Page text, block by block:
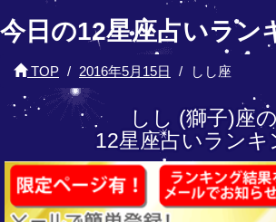
今日の12星座占いラン
TOP 2016年5月15日 しし座
しし (獅子)座の
12星座占いランキ